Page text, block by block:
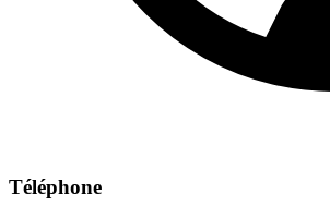
Téléphone